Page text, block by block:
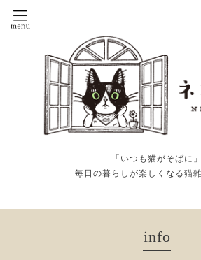
「いつも猫がそばに」
毎日の暮らしが楽しくなる猫
info